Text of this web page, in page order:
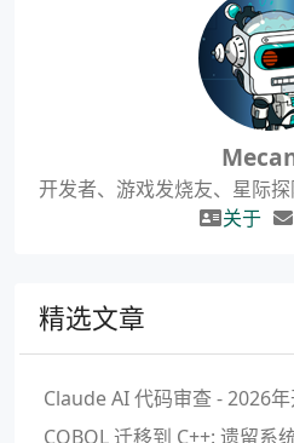
开发者、游戏发烧友、星际探
关于
精选文章
Claude AI 代码审查 - 2026
COBOL 迁移到 C++: 遗留系